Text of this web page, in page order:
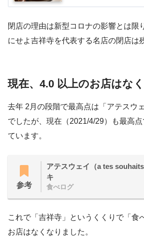
閉店の理由は新型コロナの影響とは限
にせよ吉祥寺を代表する名店の閉店は
現在、4.0 以上のお店はな
去年 2月の段階で最高点は「アテスウ
でしたが、現在（2021/4/29）も最高
ています。
参考
アテスウェイ（a tes
キ
食べログ
これで「吉祥寺」というくくりで「食
お店はなくなりました。